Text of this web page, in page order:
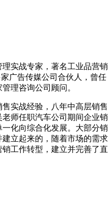
实战专家，著名工业品营销
广告传媒公司合伙人，曾任
理咨询公司顾问。
实战经验，八年中高层销售
师任职汽车公司期间企业销
化向综合化发展。大部分销
立起来的，随着市场的需求
工作转型，建立并完善了直